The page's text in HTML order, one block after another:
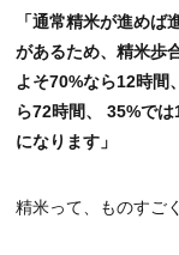
「通常精米が進め
があるため、精米歩
よそ70%なら12時間
ら72時間、 35%で
になります」
精米って、ものすご